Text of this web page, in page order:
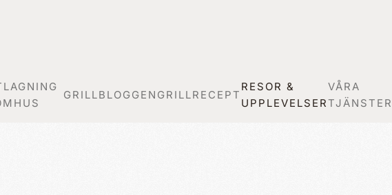
GRILLBLOGGEN GRILLRECEPT
RESOR &
UPPLEVELSER
VÅRA
TJÄNSTER